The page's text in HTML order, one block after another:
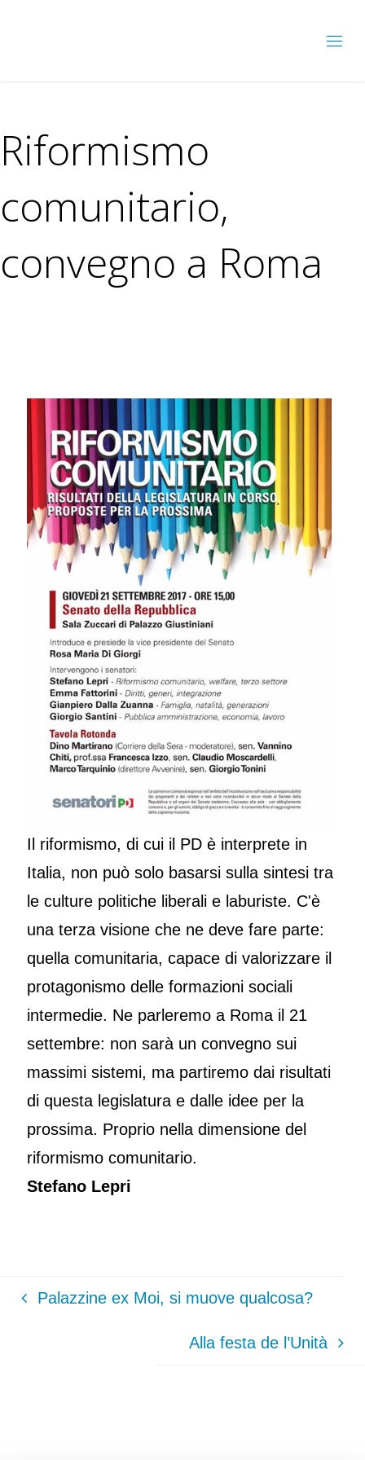
Riformismo
comunitario,
convegno a Roma
Il riformismo, di cui il PD è interprete in
Italia, non può solo basarsi sulla sintesi tra
le culture politiche liberali e laburiste. C'è
una terza visione che ne deve fare parte:
quella comunitaria, capace di valorizzare il
protagonismo delle formazioni sociali
intermedie. Ne parleremo a Roma il 21
settembre: non sarà un convegno sui
massimi sistemi, ma partiremo dai risultati
di questa legislatura e dalle idee per la
prossima. Proprio nella dimensione del
riformismo comunitario.
Stefano Lepri
Palazzine ex Moi, si muove qualcosa?
Alla festa de l’Unità